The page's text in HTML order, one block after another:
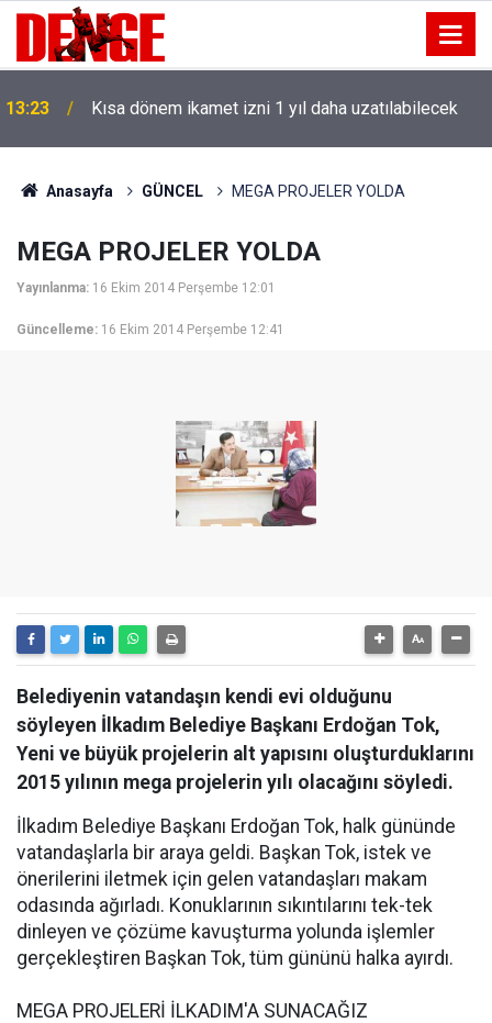
13:23 Kısa dönem ikamet izni 1 yıl daha uzatılabilecek
Anasayfa GÜNCEL MEGA PROJELER YOLDA
MEGA PROJELER YOLDA
Yayınlanma: 16 Ekim 2014 Perşembe 12:01
Güncelleme: 16 Ekim 2014 Perşembe 12:41
Belediyenin vatandaşın kendi evi olduğunu
söyleyen İlkadım Belediye Başkanı Erdoğan Tok,
Yeni ve büyük projelerin alt yapısını oluşturduklarını
2015 yılının mega projelerin yılı olacağını söyledi.
İlkadım Belediye Başkanı Erdoğan Tok, halk gününde
vatandaşlarla bir araya geldi. Başkan Tok, istek ve
önerilerini iletmek için gelen vatandaşları makam
odasında ağırladı. Konuklarının sıkıntılarını tek-tek
dinleyen ve çözüme kavuşturma yolunda işlemler
gerçekleştiren Başkan Tok, tüm gününü halka ayırdı.
MEGA PROJELERİ İLKADIM'A SUNACAĞIZ